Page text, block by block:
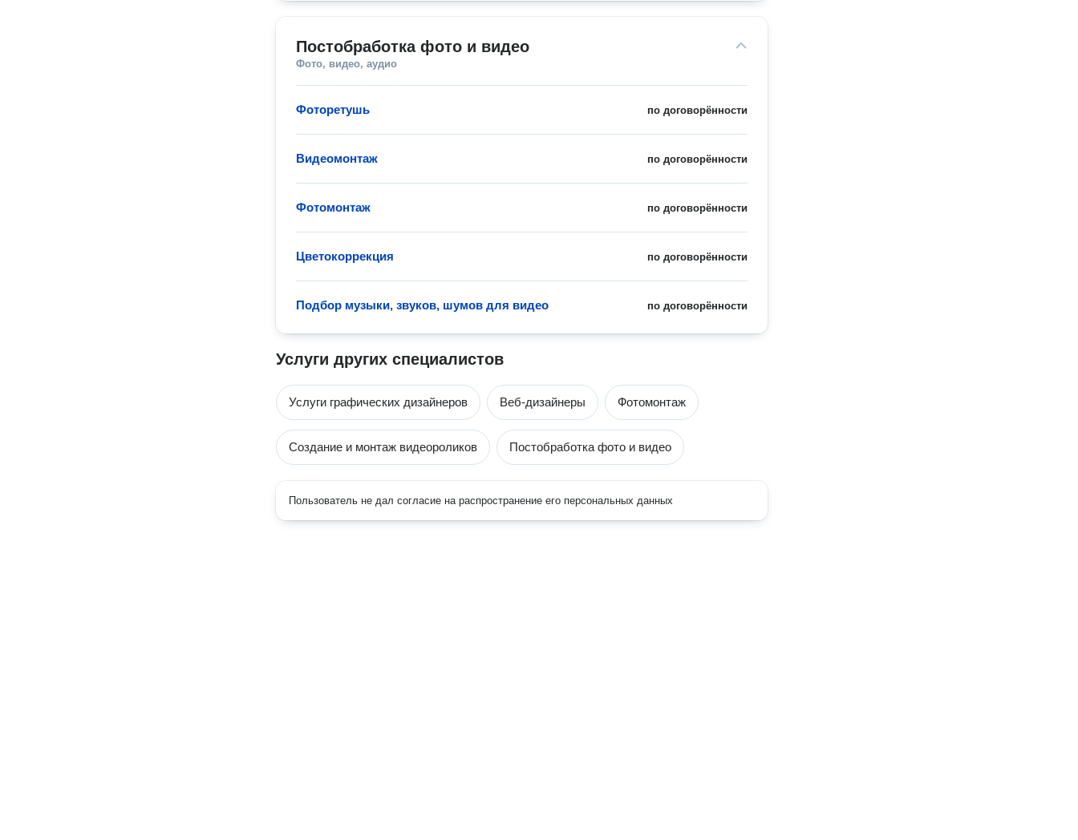
Постобработка фото и видео
Фото, видео, аудио
по договорённости
Фоторетушь
по договорённости
Видеомонтаж
по договорённости
Фотомонтаж
по договорённости
Цветокоррекция
по договорённости
Подбор музыки, звуков, шумов для видео
Услуги других специалистов
Услуги графических дизайнеров Веб-дизайнеры Фотомонтаж
Создание и монтаж видеороликов Постобработка фото и видео
Пользователь не дал согласие на распространение его персональных данных